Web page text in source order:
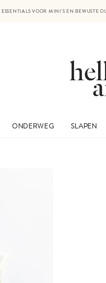
ESSENTIALS VOOR MINI'S EN BEWUSTE
ONDERWEG SLAPEN